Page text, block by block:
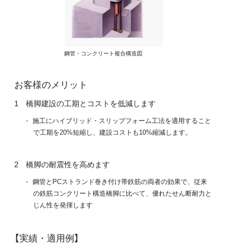
鋼管・コンクリート複合構造図
お客様のメリット
橋脚建設の工期とコストを低減します
施工にハイブリッド・スリップフォーム工法を適用すること
で工期を20%短縮し、建設コストも10%縮減します。
橋脚の耐震性を高めます
鋼管とPCストランド巻き付け帯鉄筋の両者の効果で、従来
の鉄筋コンクリート構造橋脚に比べて、優れたせん断耐力と
じん性を発揮します
【実績・適用例】